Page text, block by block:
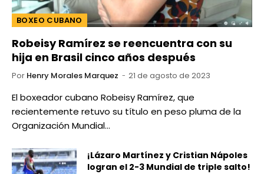
BOXEO CUBANO
Robeisy Ramírez se reencuentra con su
hija en Brasil cinco años después
Por Henry Morales Marquez 21 de agosto de 2023
El boxeador cubano Robeisy Ramírez, que
recientemente retuvo su título en peso pluma de la
Organización Mundial…
¡Lázaro Martínez y Cristian Nápoles
logran el 2-3 Mundial de triple salto!